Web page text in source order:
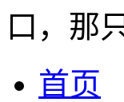
口，那
首页